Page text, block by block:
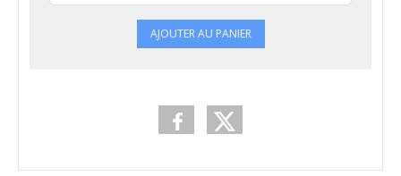
AJOUTER AU PANIER